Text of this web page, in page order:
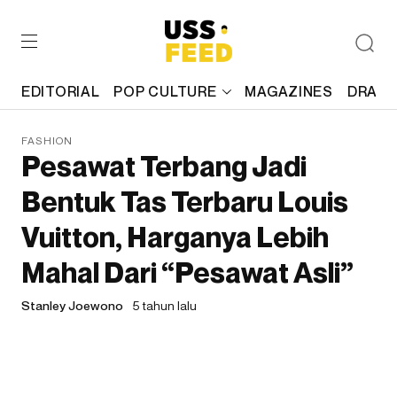
EDITORIAL POP CULTURE MAGAZINES
FASHION
Pesawat Terbang Jadi
Bentuk Tas Terbaru Louis
Vuitton, Harganya Lebih
Mahal Dari “Pesawat Asli”
Stanley Joewono 5 tahun lalu